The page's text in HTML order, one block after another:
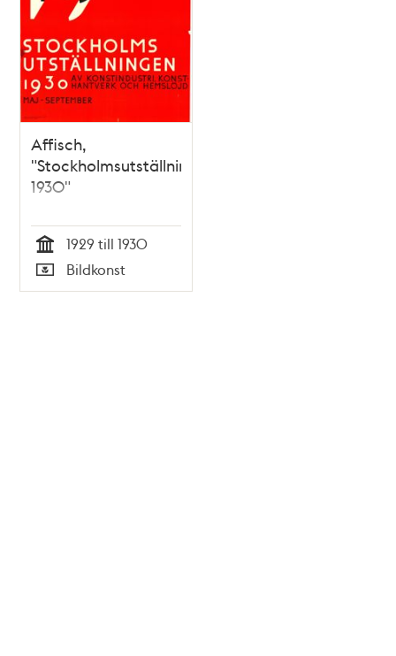
Affisch,
"Stockholmsutställningen
1930"
Tid
1929 till 1930
Typ
Bildkonst